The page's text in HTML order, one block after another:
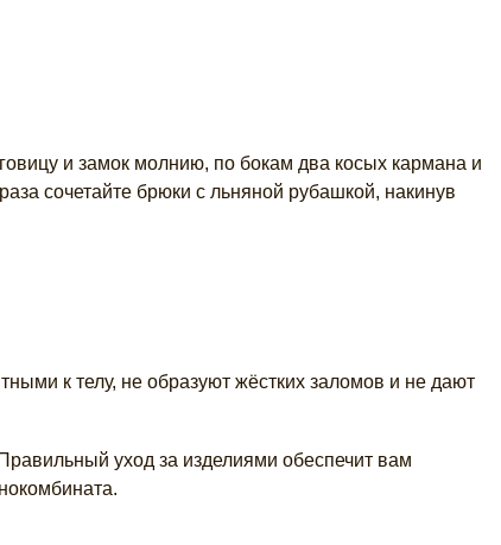
и замок молнию, по бокам два косых кармана и
сочетайте брюки с льняной рубашкой, накинув
к телу, не образуют жёстких заломов и не дают
уход за изделиями обеспечит вам